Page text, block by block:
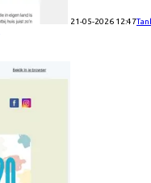
21-05-2026 12:47